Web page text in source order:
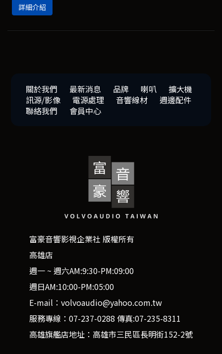
詳細介紹
關於我們 最新消息 品牌 喇叭
擴大機
訊源/影像
電源處理 音響線材
週邊配件
聯絡我們
會員中心
富豪音響影視企業社 版權所有
高雄店
週一 ~ 週六AM:9:30-PM:09:00
週日AM:10:00-PM:05:00
E-mail：volvoaudio@yahoo.com.tw
服務專線：07-237-0288 傳真:07-235-8311
高雄旗艦店地址：高雄市三民區長明街152-2號